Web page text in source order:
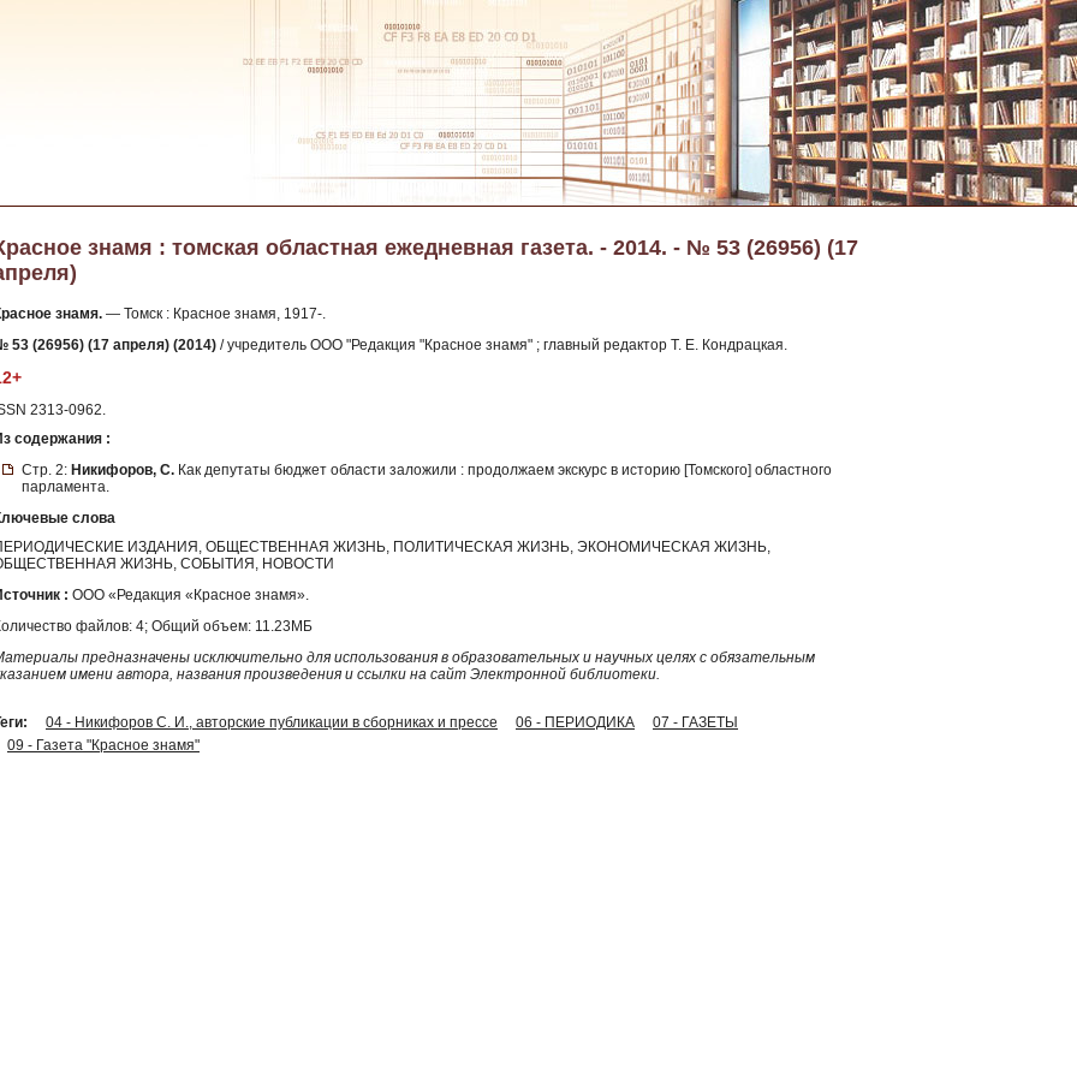
знамя : томская областная ежедневная газета. - 2014. - № 53 (26956) (17
знамя. — Томск : Красное знамя, 1917-.
53 (26956) (17 апреля) (2014) / учредитель ООО "Редакция "Красное знамя" ; главный редактор Т. Е. Кондрацкая.
2313-0962.
содержания :
Стр. 2: Никифоров, С. Как депутаты бюджет области заложили : продолжаем экскурс в историю [Томского] областного
парламента.
слова
ИЗДАНИЯ, ОБЩЕСТВЕННАЯ ЖИЗНЬ, ПОЛИТИЧЕСКАЯ ЖИЗНЬ, ЭКОНОМИЧЕСКАЯ ЖИЗНЬ,
ЖИЗНЬ, СОБЫТИЯ, НОВОСТИ
: ООО «Редакция «Красное знамя».
файлов: 4; Общий объем: 11.23МБ
предназначены исключительно для использования в образовательных и научных целях с обязательным
имени автора, названия произведения и ссылки на сайт Электронной библиотеки.
04 - Никифоров С. И., авторские публикации в сборниках и прессе 06 - ПЕРИОДИКА
07 - ГАЗЕТЫ
09 - Газета "Красное знамя"